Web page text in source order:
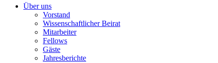
Über uns
Vorstand
Wissenschaftlicher Beirat
Mitarbeiter
Fellows
Gäste
Jahresberichte